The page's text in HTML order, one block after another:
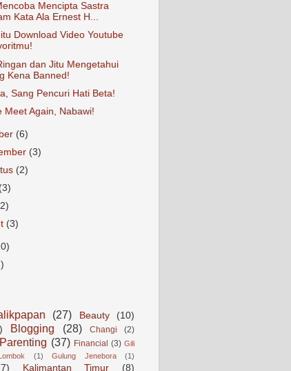
Mencipta Sastra
Kata Ala Ernest H...
Download Video Youtube
dan Jitu Mengetahui
Kena Banned!
Sang Pencuri Hati Beta!
Meet Again, Nabawi!
(6)
(3)
(2)
(3)
(3)
(27) Beauty
(10)
Blogging (28) Changi (2)
(37) Financial (3) Gili
(1) Gulung Jenebora (1)
Kalimantan Timur (8)